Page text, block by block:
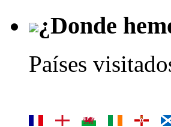
¿Donde
Países